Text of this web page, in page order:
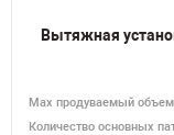
Вытяжная
Мах продуваемый
Количество основных